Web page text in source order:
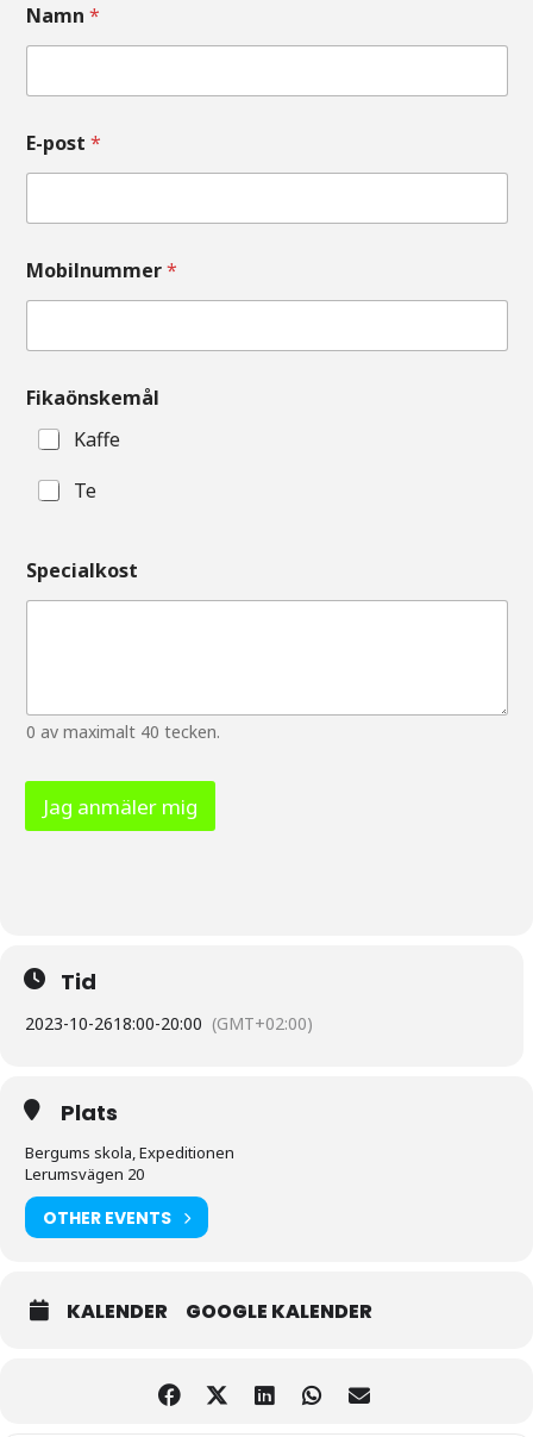
Namn *
E-post *
Mobilnummer*
Fikaönskemål
Kaffe
Te
Specialkost
0 av maximalt 40 tecken.
Jag anmäler mig
Tid
2023-10-2618:00-20:00 (GMT+02:00)
Plats
Bergums skola, Expeditionen
Lerumsvägen 20
OTHER EVENTS
KALENDER GOOGLE KALENDER